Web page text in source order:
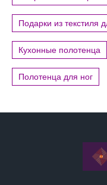
Подарки из текстиля
Кухонные полотенца
Полотенца для ног